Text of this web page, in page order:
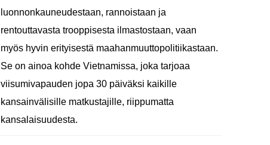
luonnonkauneudestaan, rannoistaan ja
rentouttavasta trooppisesta ilmastostaan, vaan
myös hyvin erityisestä maahanmuuttopolitiikastaan.
Se on ainoa kohde Vietnamissa, joka tarjoaa
viisumivapauden jopa 30 päiväksi kaikille
kansainvälisille matkustajille, riippumatta
kansalaisuudesta.